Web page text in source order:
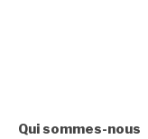
Qui sommes-nous